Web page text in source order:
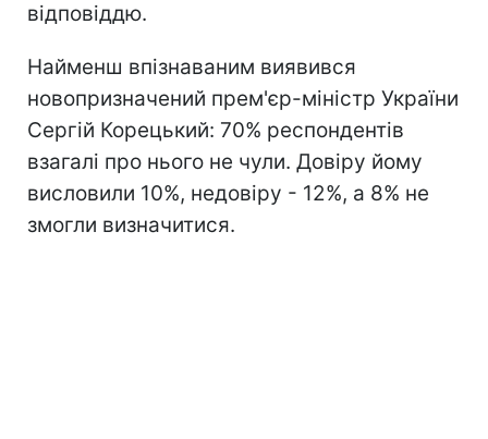
відповіддю.
Найменш впізнаваним виявився
новопризначений прем'єр-міністр України
Сергій Корецький: 70% респондентів
взагалі про нього не чули. Довіру йому
висловили 10%, недовіру - 12%, а 8% не
змогли визначитися.